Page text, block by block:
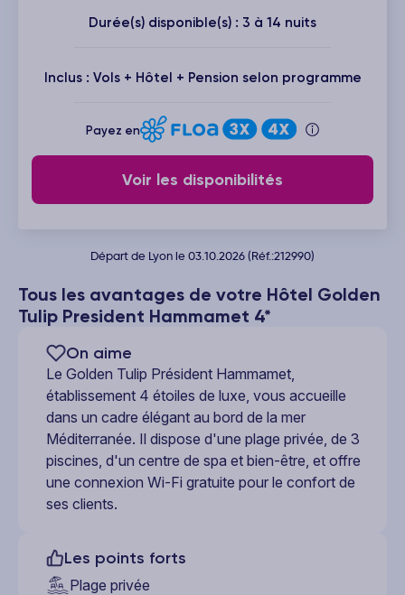
Tous les avantages de votre Hôtel Golden
Tulip President Hammamet 4*
On aime
Le Golden Tulip Président Hammamet,
établissement 4 étoiles de luxe, vous accueille
dans un cadre élégant au bord de la mer
Méditerranée. Il dispose d'une plage privée, de 3
piscines, d'un centre de spa et bien-être, et offre
une connexion Wi-Fi gratuite pour le confort de
ses clients.
Les points forts
Plage privée
Durée(s) disponible(s) : 3 à 14 nuits
Inclus : Vols + Hôtel + Pension selon programme
Payez en
Voir les disponibilités
Départ de Lyon le 03.10.2026 (Réf.:212990)